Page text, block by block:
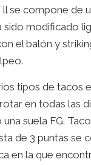
ll se compone de
sido modificado
el balón y
tipos de tacos
en todas las
suela FG.
de 3 puntas se
en la que